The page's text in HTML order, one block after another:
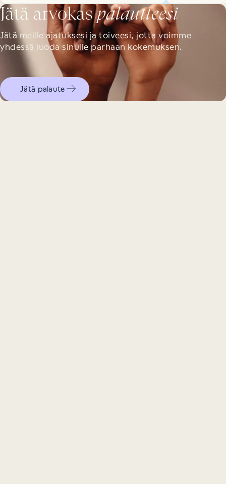
Jätä arvokaspalautteesi
Jätä meille ajatuksesi ja toiveesi, jotta voimme
yhdessä luoda sinulle parhaan kokemuksen.
Jätä palaute